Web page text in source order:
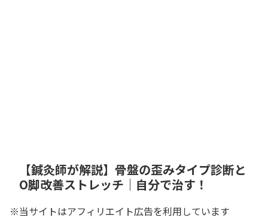
【鍼灸師が解説】骨盤の歪みタイプ診断と
O脚改善ストレッチ｜自分で治す！
※当サイトはアフィリエイト広告を利用しています